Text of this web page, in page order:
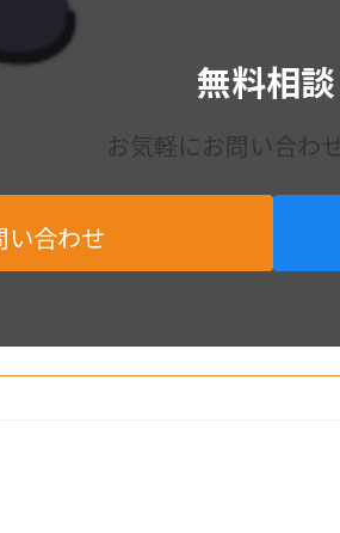
無料相談
お気軽にお問い合わ
い合わせ